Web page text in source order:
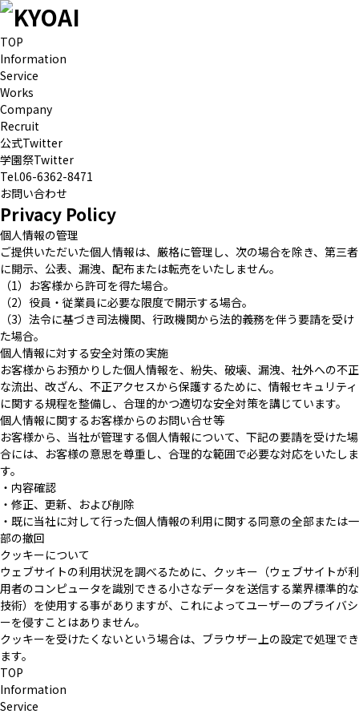
TOP
Information
Service
Works
Company
Recruit
公式Twitter
学園祭Twitter
Tel.06-6362-8471
お問い合わせ
Privacy Policy
個人情報の管理
ご提供いただいた個人情報は、厳格に管理し、次の場合を除き、第三者
に開示、公表、漏洩、配布または転売をいたしません。
（1）お客様から許可を得た場合。
（2）役員・従業員に必要な限度で開示する場合。
（3）法令に基づき司法機関、行政機関から法的義務を伴う要請を受け
た場合。
個人情報に対する安全対策の実施
お客様からお預かりした個人情報を、紛失、破壊、漏洩、社外への不正
な流出、改ざん、不正アクセスから保護するために、情報セキュリティ
に関する規程を整備し、合理的かつ適切な安全対策を講じています。
個人情報に関するお客様からのお問い合せ等
お客様から、当社が管理する個人情報について、下記の要請を受けた場
合には、お客様の意思を尊重し、合理的な範囲で必要な対応をいたしま
す。
・内容確認
・修正、更新、および削除
・既に当社に対して行った個人情報の利用に関する同意の全部または一
部の撤回
クッキーについて
ウェブサイトの利用状況を調べるために、クッキー（ウェブサイトが利
用者のコンピュータを識別できる小さなデータを送信する業界標準的な
技術）を使用する事がありますが、これによってユーザーのプライバシ
ーを侵すことはありません。
クッキーを受けたくないという場合は、ブラウザー上の設定で処理でき
ます。
TOP
Information
Service